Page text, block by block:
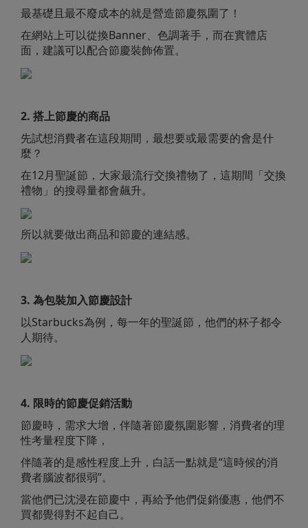
最基礎且最不廢成本的就是營造節慶氛圍了！
在網站上可以從換Banner、色調著手，而在實體店
面，建議可以配合節慶裝飾佈置。
2. 搭上節慶的商品
先試想消費者在這段期間，最想要或最需要的會是什
麼？
在12月聖誕節，大家最流行交換禮物了，這期間「交換
禮物」的搜尋量都會飆升。
所以就要做出商品和節慶的連結感。
3. 為包裝加入節慶設計
以Starbucks為例，每一年的聖誕節，他們的杯子都令
人期待。
4. 限時的節慶促銷活動
節慶時，需求大增，伴隨著節慶氛圍影響，消費者的理
性考量程度下降，
伴隨著的是感性程度上升，白話一點就是“這時候的消
費者腦波都很弱”。
當他們已沈浸在節慶中，再給予他們促銷優惠，他們不
買都覺得對不起自己。